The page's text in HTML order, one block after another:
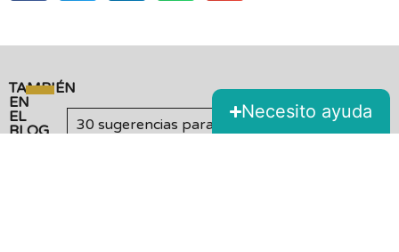
TAMBIÉN
EN
EL
BLOG
30 sugerencias para ser felices
Necesito ayuda